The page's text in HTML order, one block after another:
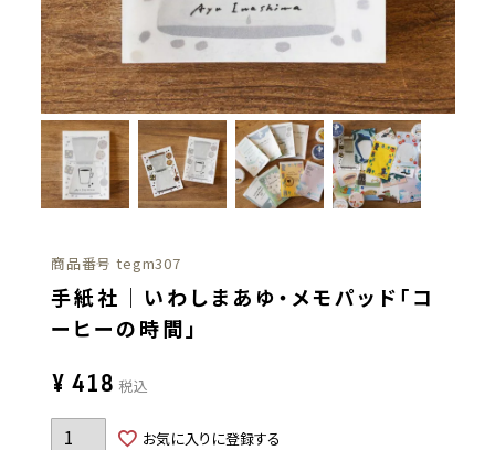
商品番号 tegm307
手紙社｜いわしまあゆ・メモパッド「コ
ーヒーの時間」
¥ 418 税込
お気に入りに登録する